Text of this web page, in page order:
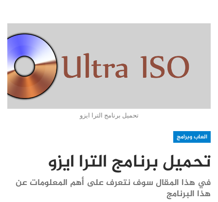
تحميل برنامج الترا ايزو
العاب وبرامج
تحميل برنامج الترا ايزو
في هذا المقال سوف نتعرف على أهم المعلومات عن
هذا البرنامج